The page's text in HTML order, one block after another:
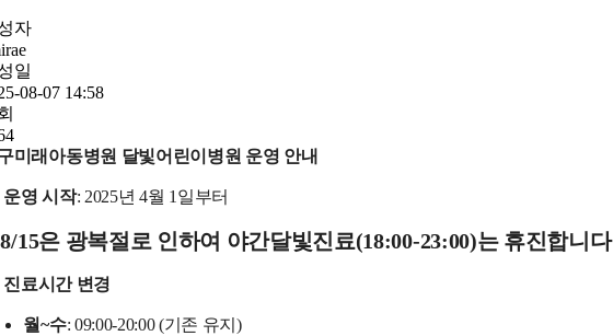
자
일
08-07 14:58
미래아동병원 달빛어린이병원 운영 안내
운영 시작: 2025년 4월 1일부터
15은 광복절로 인하여 야간달빛진료(18:00-23:00)는 휴진합니다
진료시간 변경
월~수: 09:00-20:00 (기존 유지)